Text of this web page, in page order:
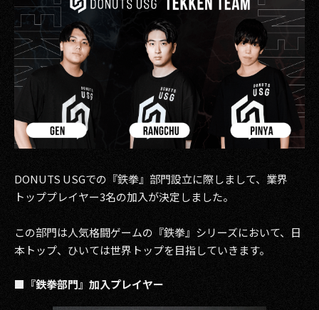
2025
2024
2023
2022
2020
2018
DONUTS USGでの『鉄拳』部門設立に際しまして、業界
トッププレイヤー3名の加入が決定しました。
この部門は人気格闘ゲームの『鉄拳』シリーズにおいて、日
本トップ、ひいては世界トップを目指していきます。
■『鉄拳部門』加入プレイヤー